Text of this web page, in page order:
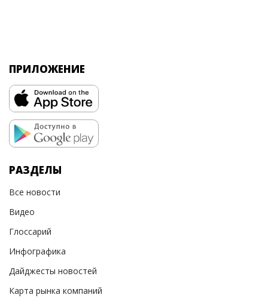
ПРИЛОЖЕНИЕ
РАЗДЕЛЫ
Все новости
Видео
Глоссарий
Инфографика
Дайджесты новостей
Карта рынка компаний